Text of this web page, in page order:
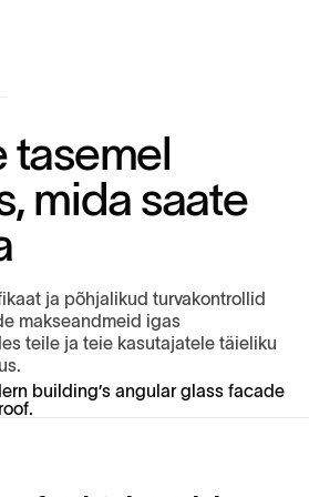
tasemel
, mida saate
ja põhjalikud turvakontrollid
makseandmeid igas
teile ja teie kasutajatele täieliku